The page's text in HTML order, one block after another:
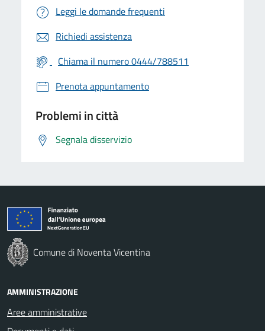
Leggi le domande frequenti
Richiedi assistenza
Chiama il numero 0444/788511
Prenota appuntamento
Problemi in città
Segnala disservizio
Comune di Noventa Vicentina
AMMINISTRAZIONE
Aree amministrative